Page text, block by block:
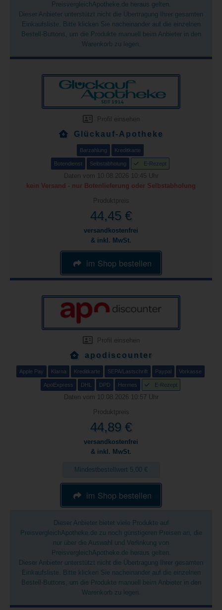
PreisvergleichApotheke.de heraus gelten.
Dieser Anbieter unterstützt nicht die Übertragung Ihrer gesamten
Einkaufsliste. Bitte klicken Sie nacheinander auf die einzelnen
Bestell-Buttons, um die Produkte manuell beim Anbieter in den
Warenkorb zu legen.
Profil einsehen
Glückauf-Apotheke
Barzahlung Kreditkarte
Botendienst Selbstabholung E-Rezept
Daten vom 10.08.2026 10:45 Uhr
kein Versand - nur Botenlieferung oder Selbstabholung
Produktpreis
44,45 €
versandkostenfrei
& inkl. MwSt.
im Shop bestellen
Profil einsehen
apodiscounter
Apple Pay Klarna Kreditkarte SEPA/Lastschrift Paypal Vorkasse
ApoExpress DHL DPD Hermes E-Rezept
Daten vom 10.08.2026 10:57 Uhr
Produktpreis
44,89 €
versandkostenfrei
& inkl. MwSt.
Mindestbestellwert 5,00 €
im Shop bestellen
Dieser Anbieter bietet viele Produkte auf
PreisvergleichApotheke.de zu noch günstigeren Preisen an, die
nur über die Auswahl und Verlinkung von
PreisvergleichApotheke.de heraus gelten.
Dieser Anbieter unterstützt nicht die Übertragung Ihrer gesamten
Einkaufsliste. Bitte klicken Sie nacheinander auf die einzelnen
Bestell-Buttons, um die Produkte manuell beim Anbieter in den
Warenkorb zu legen.